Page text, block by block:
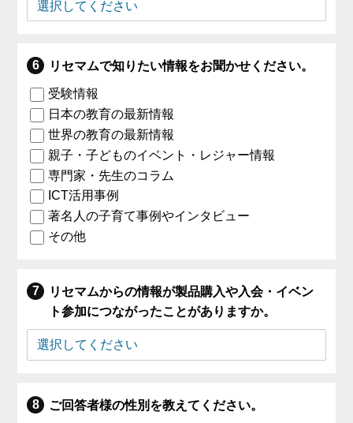
リセマムで知りたい情報をお聞かせください。
受験情報
日本の教育の最新情報
世界の教育の最新情報
親子・子どものイベント・レジャー情報
専門家・先生のコラム
ICT活用事例
著名人の子育て事例やインタビュー
その他
リセマムからの情報が製品購入や入会・イベン
ト参加につながったことがありますか。
ご回答者様の性別を教えてください。